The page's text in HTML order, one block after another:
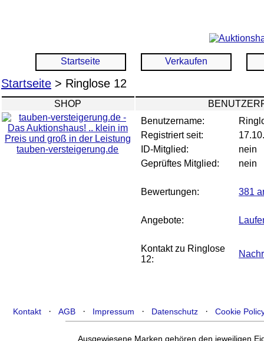
Startseite Verkaufen
Startseite > Ringlose 12
SHOP
tauben-versteigerung.de
Benutzername:
Registriert seit:
ID-Mitglied:
nein
Geprüftes Mitglied:
nein
Bewertungen: 381
Angebote:
Kontakt zu Ringlose
12:
Kontakt ·AGB · Impressum · Datenschutz ·Cookie
Ausgewiesene Marken gehören den jeweiligen